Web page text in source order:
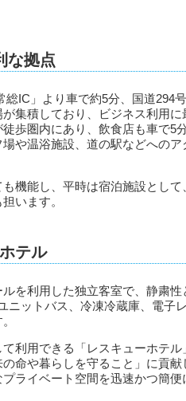
な拠点
総IC」より車で約5分、国道294号
集積しており、ビジネス利用に
歩圏内にあり、飲食店も車で5
や温浴施設、道の駅などへのア
機能し、平時は宿泊施設として
います。
テル
を利用した独立客室で、静粛性
ニットバス、冷凍冷蔵庫、電子レ
利用できる「レスキューホテル
命や暮らしを守ること」に貢献
ライベート空間を迅速かつ簡便